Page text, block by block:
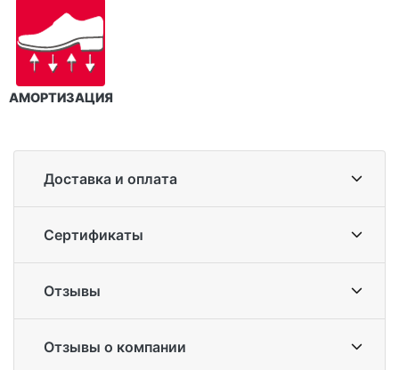
АМОРТИЗАЦИЯ
Доставка и оплата
Сертификаты
Отзывы
Отзывы о компании